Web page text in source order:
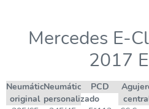
Mercedes E-
2017
Neumático
original
Neumático
personalizado
PCD